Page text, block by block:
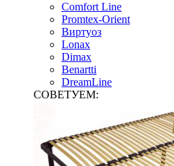
Comfort Line
Promtex-Orient
Виртуоз
Lonax
Dimax
Benartti
DreamLine
СОВЕТУЕМ: